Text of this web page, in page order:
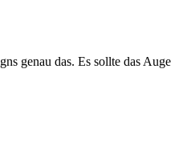
genau das. Es sollte das Auge